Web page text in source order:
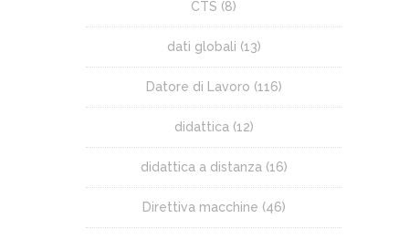
CTS (8)
dati globali (13)
Datore di Lavoro (116)
didattica (12)
didattica a distanza (16)
Direttiva macchine (46)